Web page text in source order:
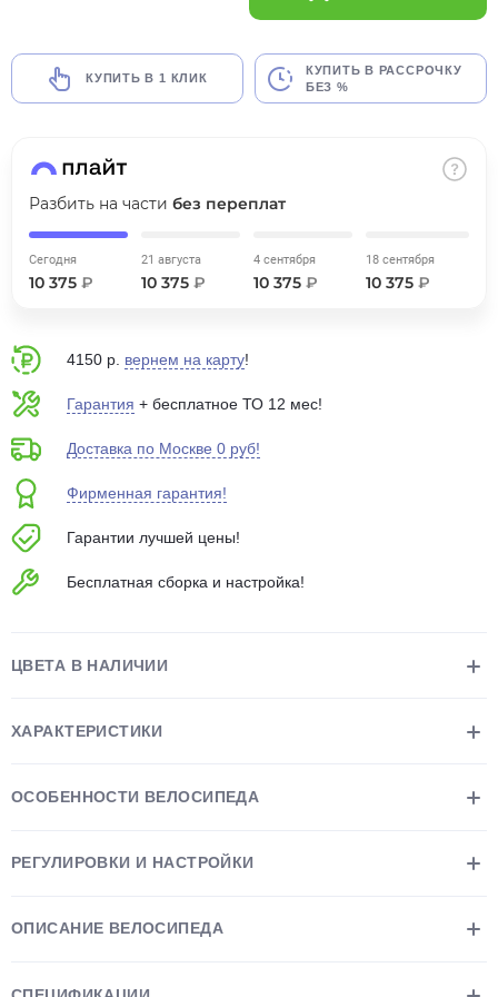
КУПИТЬ В 1 КЛИК
КУПИТЬ В РАССРОЧКУ
БЕЗ %
Разбить на части без переплат
Сегодня
10 375 ₽
21 августа
10 375 ₽
4 сентября
10 375 ₽
18 сентября
10 375 ₽
4150 р. вернем на карту!
Гарантия + бесплатное ТО 12 мес!
Доставка по Москве 0 руб!
Фирменная гарантия!
Гарантии лучшей цены!
Бесплатная сборка и настройка!
ЦВЕТА В НАЛИЧИИ
ХАРАКТЕРИСТИКИ
ОСОБЕННОСТИ ВЕЛОСИПЕДА
РЕГУЛИРОВКИ И НАСТРОЙКИ
ОПИСАНИЕ ВЕЛОСИПЕДА